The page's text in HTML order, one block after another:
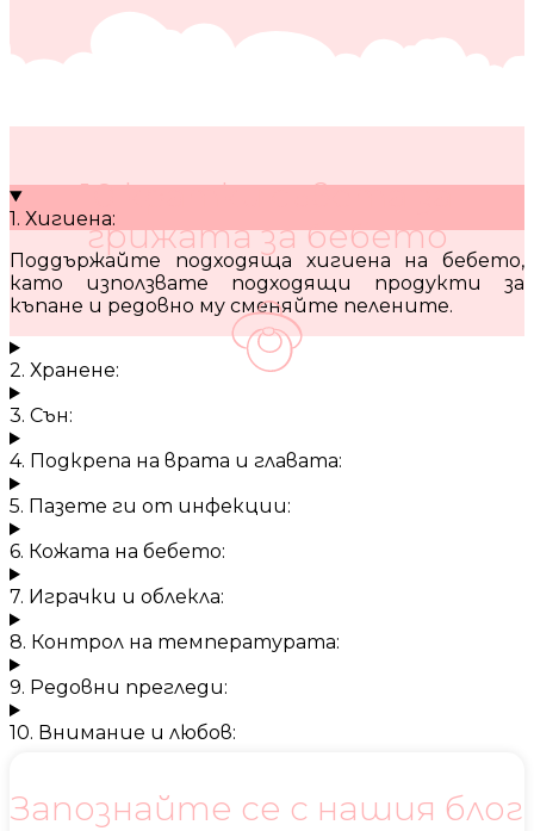
10 кратки съвета за
грижата за бебето
1. Хигиена:
Поддържайте подходяща хигиена на бебето,
като използвате подходящи продукти за
къпане и редовно му сменяйте пелените.
2. Хранене:
3. Сън:
4. Подкрепа на врата и главата:
5. Пазете ги от инфекции:
6. Кожата на бебето:
7. Играчки и облекла:
8. Контрол на температурата:
9. Редовни прегледи:
10. Внимание и любов:
Запознайте се с нашия блог